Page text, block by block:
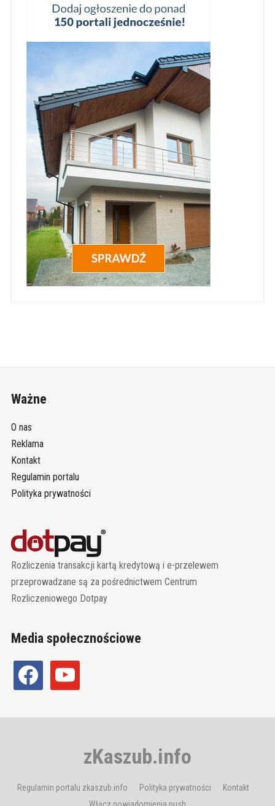
Ważne
O nas
Reklama
Kontakt
Regulamin portalu
Polityka prywatności
Rozliczenia transakcji kartą kredytową i e-przelewem
przeprowadzane są za pośrednictwem Centrum
Rozliczeniowego Dotpay
Media społecznościowe
facebook youtube
zKaszub.info
Regulamin portalu zkaszub.info Polityka prywatności
Kontakt